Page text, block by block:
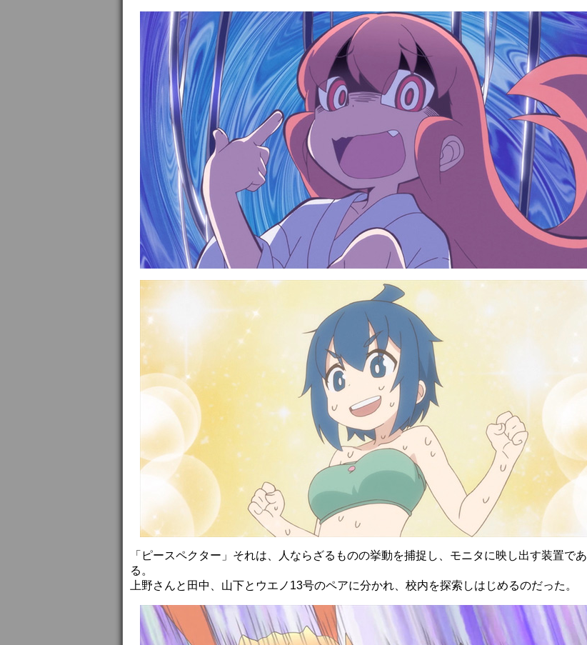
「ピースペクター」それは、人ならざるものの挙動を捕捉し、モニタに映し出す装置であ
る。
上野さんと田中、山下とウエノ13号のペアに分かれ、校内を探索しはじめるのだった。